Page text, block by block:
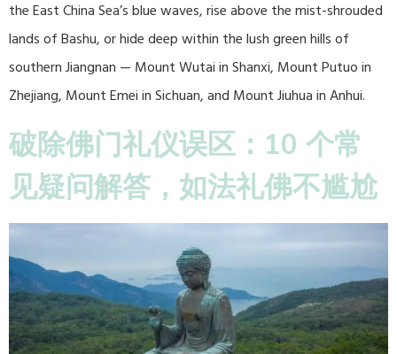
the East China Sea’s blue waves, rise above the mist-shrouded
lands of Bashu, or hide deep within the lush green hills of
southern Jiangnan — Mount Wutai in Shanxi, Mount Putuo in
Zhejiang, Mount Emei in Sichuan, and Mount Jiuhua in Anhui.
破除佛门礼仪误区：10 个常
见疑问解答，如法礼佛不尴尬